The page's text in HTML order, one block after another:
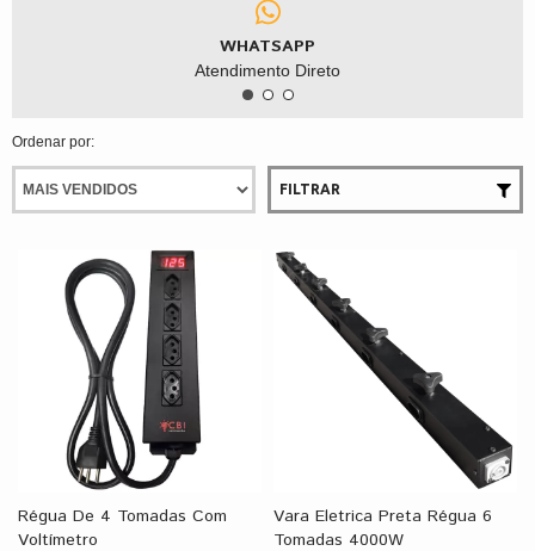
WHATSAPP
Atendimento Direto
Ordenar por:
FILTRAR
Régua De 4 Tomadas Com
Voltímetro
Vara Eletrica Preta Régua 6
Tomadas 4000W